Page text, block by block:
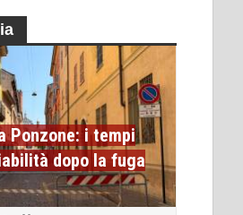
Ponzone: i tempi
dopo la fuga